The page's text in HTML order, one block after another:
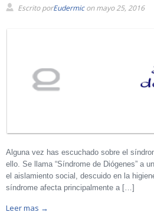
Escrito porEudermicon mayo 25, 2016
Alguna vez has escuchado sobre el
ello. Se llama “Síndrome de Diógenes” a
el aislamiento social, descuido en la
síndrome afecta principalmente a […]
Leer mas →